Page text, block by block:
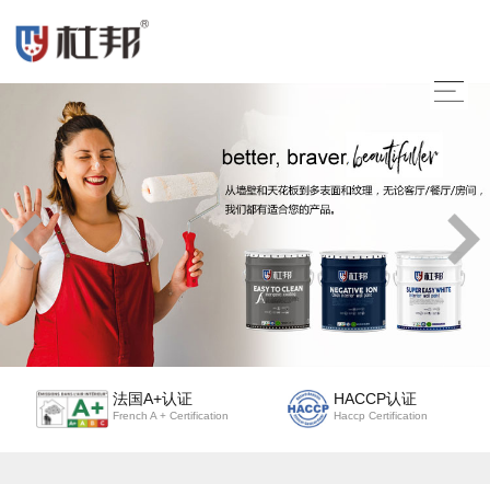
法国A+认证
French A + Certification
HACCP认证
Haccp Certification